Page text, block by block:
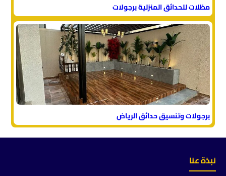
مظلات للحدائق المنزلية برجولات
برجولات وتنسيق حدائق الرياض
نبذة عنا